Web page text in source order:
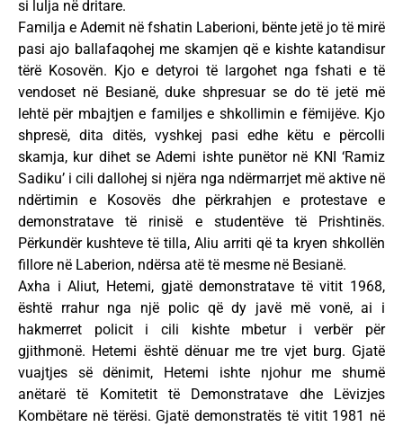
si lulja në dritare.
Familja e Ademit në fshatin Laberioni, bënte jetë jo të mirë
pasi ajo ballafaqohej me skamjen që e kishte katandisur
tërë Kosovën. Kjo e detyroi të largohet nga fshati e të
vendoset në Besianë, duke shpresuar se do të jetë më
lehtë për mbajtjen e familjes e shkollimin e fëmijëve. Kjo
shpresë, dita ditës, vyshkej pasi edhe këtu e përcolli
skamja, kur dihet se Ademi ishte punëtor në KNI ‘Ramiz
Sadiku’ i cili dallohej si njëra nga ndërmarrjet më aktive në
ndërtimin e Kosovës dhe përkrahjen e protestave e
demonstratave të rinisë e studentëve të Prishtinës.
Përkundër kushteve të tilla, Aliu arriti që ta kryen shkollën
fillore në Laberion, ndërsa atë të mesme në Besianë.
Axha i Aliut, Hetemi, gjatë demonstratave të vitit 1968,
është rrahur nga një polic që dy javë më vonë, ai i
hakmerret policit i cili kishte mbetur i verbër për
gjithmonë. Hetemi është dënuar me tre vjet burg. Gjatë
vuajtjes së dënimit, Hetemi ishte njohur me shumë
anëtarë të Komitetit të Demonstratave dhe Lëvizjes
Kombëtare në tërësi. Gjatë demonstratës të vitit 1981 në